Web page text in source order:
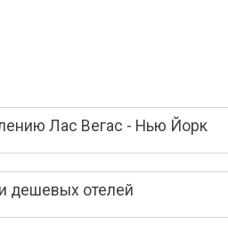
Лас Вегас - Нью Йорк
дешевых отелей